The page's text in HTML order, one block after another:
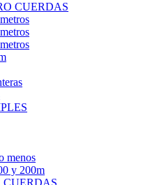
CUERDAS
menos
y 200m
CUERDAS